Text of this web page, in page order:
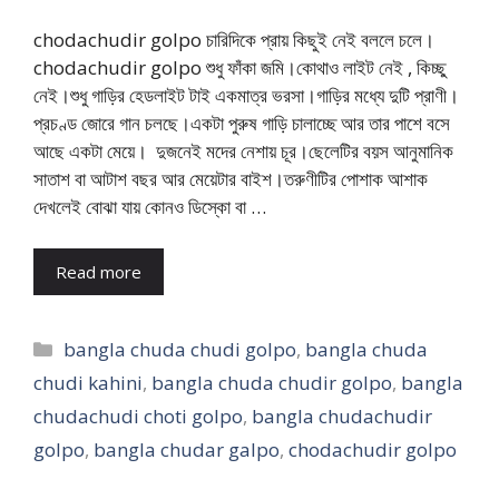
chodachudir golpo চারিদিকে প্রায় কিছুই নেই বললে চলে।
chodachudir golpo শুধু ফাঁকা জমি।কোথাও লাইট নেই , কিচ্ছু
নেই।শুধু গাড়ির হেডলাইট টাই একমাত্র ভরসা।গাড়ির মধ্যে দুটি প্রাণী।
প্রচণ্ড জোরে গান চলছে।একটা পুরুষ গাড়ি চালাচ্ছে আর তার পাশে বসে
আছে একটা মেয়ে। দুজনেই মদের নেশায় চূর।ছেলেটির বয়স আনুমানিক
সাতাশ বা আটাশ বছর আর মেয়েটার বাইশ।তরুণীটির পোশাক আশাক
দেখলেই বোঝা যায় কোনও ডিস্কো বা …
Read more
Categories
bangla chuda chudi golpo, bangla chuda
chudi kahini, bangla chuda chudir golpo, bangla
chudachudi choti golpo, bangla chudachudir
golpo, bangla chudar galpo, chodachudir golpo